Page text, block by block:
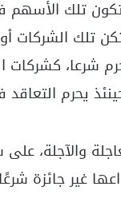
تلك الأسهم
تلك الشركات
شرعا، كشركات
يحرم
والآجلة،
غير جائزة